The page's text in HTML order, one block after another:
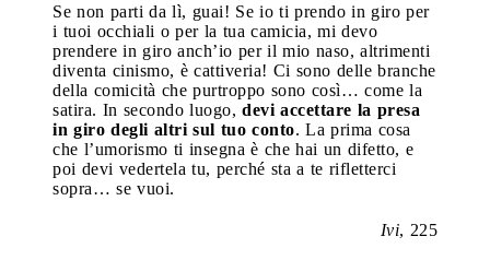
Se non parti da lì, guai! Se io ti prendo in giro per
i tuoi occhiali o per la tua camicia, mi devo
prendere in giro anch’io per il mio naso, altrimenti
diventa cinismo, è cattiveria! Ci sono delle branche
della comicità che purtroppo sono così… come la
satira. In secondo luogo, devi accettare la presa
in giro degli altri sul tuo conto. La prima cosa
che l’umorismo ti insegna è che hai un difetto, e
poi devi vedertela tu, perché sta a te rifletterci
sopra… se vuoi.
Ivi, 225